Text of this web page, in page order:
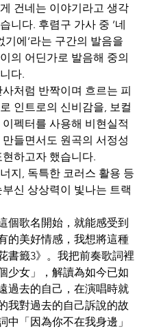
건네는 이야기라고 생각
니다. 후렴구 가사 중 ’네
기에‘라는 구간의 발음을
이의 어딘가로 발음해 중의
다.
처럼 반짝이며 흐르는 피
인트로의 신비감을, 보컬
펙터를 사용해 비현실적
들면서도 원곡의 서정성
하고자 했습니다.
지, 독특한 코러스 활용 등
신 상상력이 빛나는 트랙
個歌名開始，就能感受到
的美好情感，我想將這種
書籤3》。我把前奏歌詞裡
少女」，解讀為如今已如
過去的自己，在演唱時就
我對過去的自己訴說的故
中「因為你不在我身邊」